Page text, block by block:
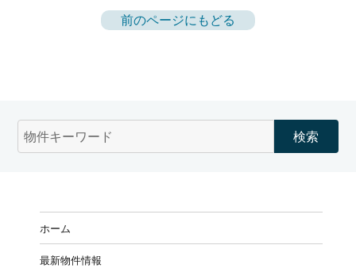
前のページにもどる
物
件
ホーム
最新物件情報